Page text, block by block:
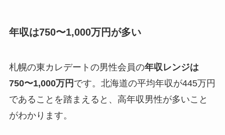
年収は750〜1,000万円が多い
札幌の東カレデートの男性会員の年収レンジは
750〜1,000万円 です。北海道の平均年収が445万円
であることを踏まえると、高年収男性が多いこと
がわかります。